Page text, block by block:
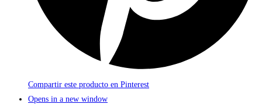
Compartir este producto en Pinterest
Opens in a new window